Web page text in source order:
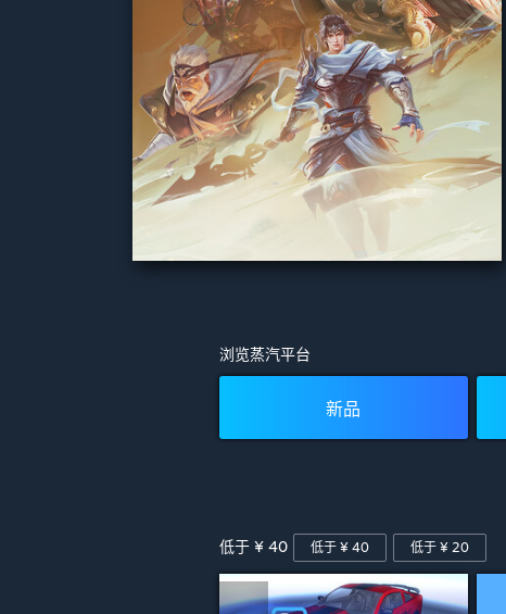
杭州游卡网络技术有限公司
所有评测： 无用户评测(0)
浏览蒸汽平台
新品
低于 ¥ 40 低于 ¥ 40 低于 ¥ 20